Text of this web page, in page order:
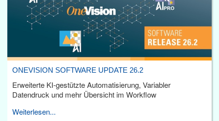
ONEVISION SOFTWARE UPDATE 26.2
Erweiterte KI-gestützte Automatisierung, Variabler
Datendruck und mehr Übersicht im Workflow
Weiterlesen...